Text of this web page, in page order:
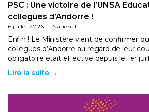
PSC : Une victoire de l’UNSA
collègues d’Andorre !
6 juillet 2026 – National
Enfin ! Le Ministère vient de confirmer
collègues d’Andorre au regard de leur
obligatoire était effective depuis le 1er
Lire la suite →